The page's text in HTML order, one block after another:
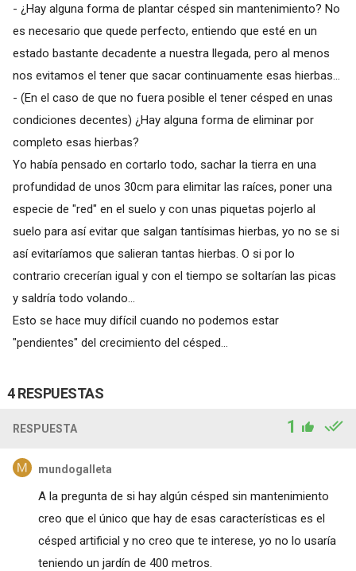
- ¿Hay alguna forma de plantar césped sin mantenimiento? No
es necesario que quede perfecto, entiendo que esté en un
estado bastante decadente a nuestra llegada, pero al menos
nos evitamos el tener que sacar continuamente esas hierbas...
- (En el caso de que no fuera posible el tener césped en unas
condiciones decentes) ¿Hay alguna forma de eliminar por
completo esas hierbas?
Yo había pensado en cortarlo todo, sachar la tierra en una
profundidad de unos 30cm para elimitar las raíces, poner una
especie de "red" en el suelo y con unas piquetas pojerlo al
suelo para así evitar que salgan tantísimas hierbas, yo no se si
así evitaríamos que salieran tantas hierbas. O si por lo
contrario crecerían igual y con el tiempo se soltarían las picas
y saldría todo volando...
Esto se hace muy difícil cuando no podemos estar
"pendientes" del crecimiento del césped...
4 RESPUESTAS
RESPUESTA 1
mundogalleta
A la pregunta de si hay algún césped sin mantenimiento
creo que el único que hay de esas características es el
césped artificial y no creo que te interese, yo no lo usaría
teniendo un jardín de 400 metros.